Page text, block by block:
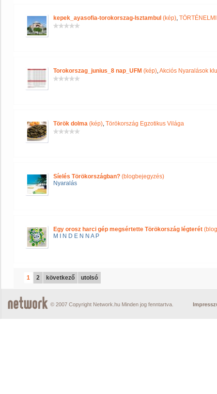
kepek_ayasofia-torokorszag-Isztambul (kép),
Torokorszag_junius_8 nap_UFM (kép),Akciós Nyaralások
Török dolma (kép), Törökország Egzotikus Világa
Síelés Törökországban? (blogbejegyzés)
Nyaralás
Egy orosz harci gép megsértette Törökország légterét
M I N D E N N A P
1 2 következő utolsó
© 2007 Copyright Network.hu Minden jog fenntartva.